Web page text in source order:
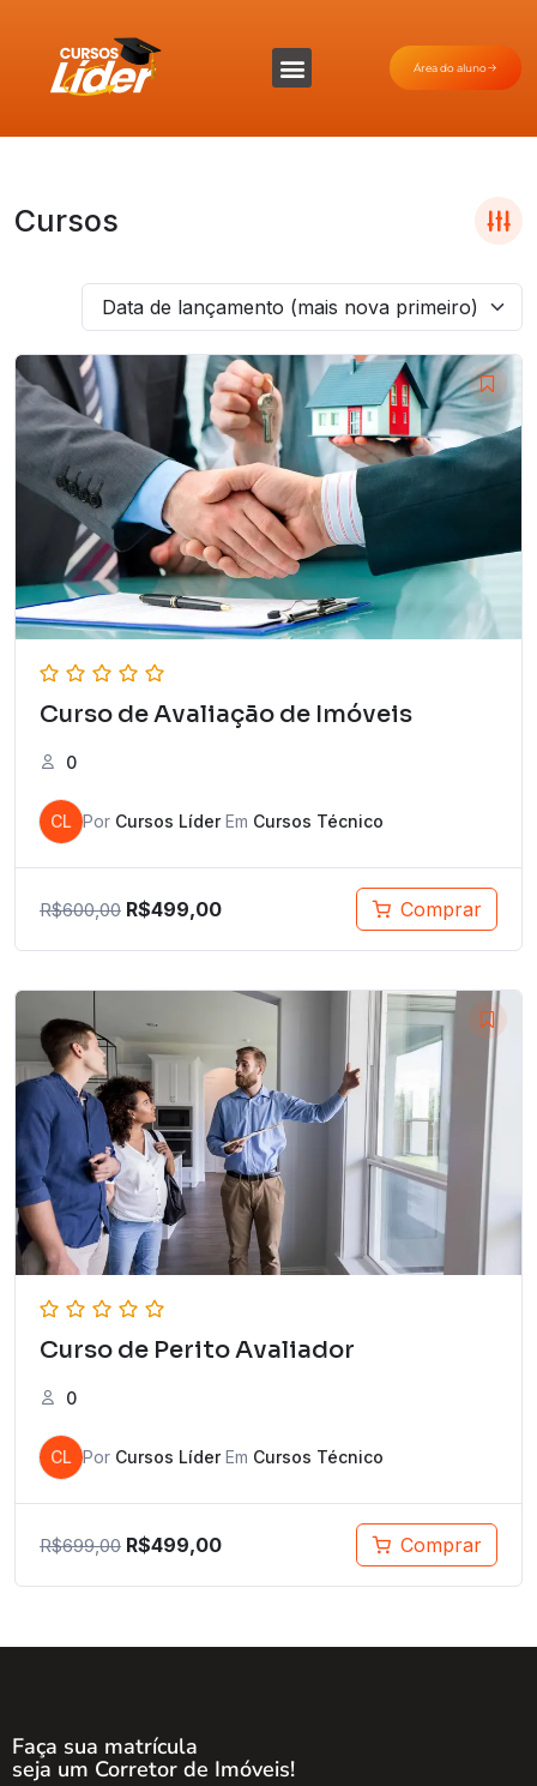
Área do aluno
Cursos
Data de lançamento (mais nova primeiro)
Curso de Avaliação de Imóveis
0
CL Por Cursos LíderEm Cursos Técnico
R$600,00 R$499,00 Comprar
Curso de Perito Avaliador
0
CL Por Cursos LíderEm Cursos Técnico
R$699,00 R$499,00 Comprar
Faça sua matrícula
seja um Corretor de Imóveis!